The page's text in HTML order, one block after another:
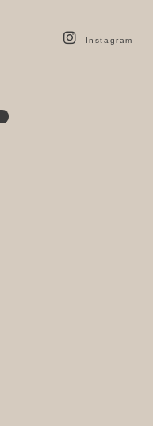
Instagram